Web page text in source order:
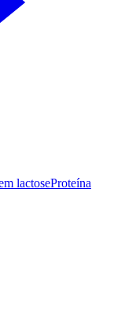
lactoseProteína